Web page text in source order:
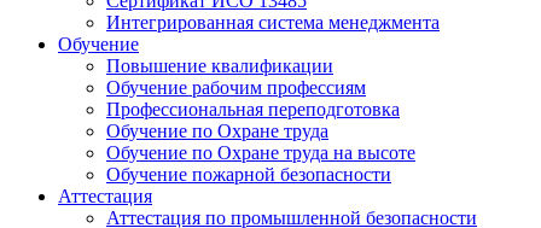
Интегрированная система менеджмента
Обучение
Повышение квалификации
Обучение рабочим профессиям
Профессиональная переподготовка
Обучение по Охране труда
Обучение по Охране труда на высоте
Обучение пожарной безопасности
Аттестация
Аттестация по промышленной безопасности